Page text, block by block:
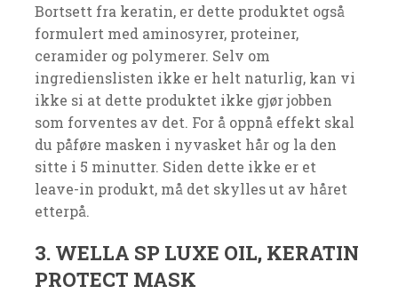
Bortsett fra keratin, er dette produktet også
formulert med aminosyrer, proteiner,
ceramider og polymerer. Selv om
ingredienslisten ikke er helt naturlig, kan vi
ikke si at dette produktet ikke gjør jobben
som forventes av det. For å oppnå effekt skal
du påføre masken i nyvasket hår og la den
sitte i 5 minutter. Siden dette ikke er et
leave-in produkt, må det skylles ut av håret
etterpå.
3. WELLA SP LUXE OIL, KERATIN
PROTECT MASK